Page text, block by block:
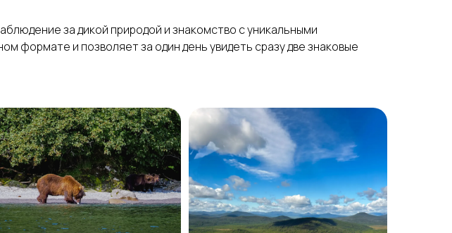
за дикой природой и знакомство с уникальными
формате и позволяет за один день увидеть сразу две знаковые